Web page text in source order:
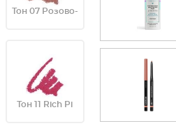
Тон 07 Розово-
Тон 11 Rich Pi